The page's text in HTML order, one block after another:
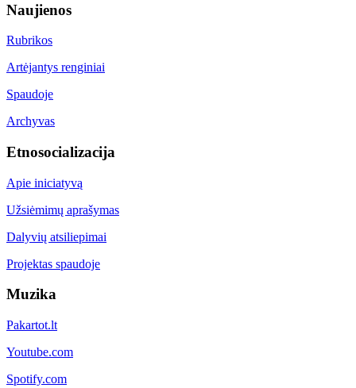
Naujienos
Rubrikos
Artėjantys renginiai
Spaudoje
Archyvas
Etnosocializacija
Apie iniciatyvą
Užsiėmimų aprašymas
Dalyvių atsiliepimai
Projektas spaudoje
Muzika
Pakartot.lt
Youtube.com
Spotify.com